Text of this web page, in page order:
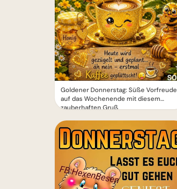
Goldener Donnerstag: Süße Vorfreude
auf das Wochenende mit diesem
zauberhaften Gruß